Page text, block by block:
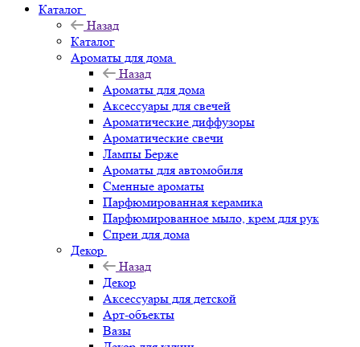
Каталог
Назад
Каталог
Ароматы для дома
Назад
Ароматы для дома
Аксессуары для свечей
Ароматические диффузоры
Ароматические свечи
Лампы Берже
Ароматы для автомобиля
Сменные ароматы
Парфюмированная керамика
Парфюмированное мыло, крем для рук
Спреи для дома
Декор
Назад
Декор
Аксессуары для детской
Арт-объекты
Вазы